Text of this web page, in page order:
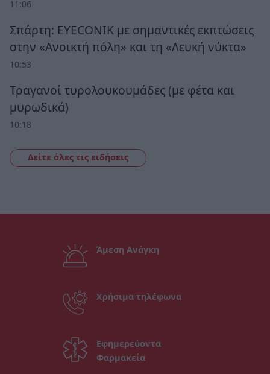
11:06
Σπάρτη: EYECONIK με σημαντικές εκπτώσεις
στην «Ανοικτή πόλη» και τη «Λευκή νύκτα»
10:53
Τραγανοί τυρολουκουμάδες (με φέτα και
μυρωδικά)
10:18
Δείτε όλες τις ειδήσεις
Άμεση Ανάγκη
Χρήσιμα τηλέφωνα
Εφημερεύοντα
Φαρμακεία